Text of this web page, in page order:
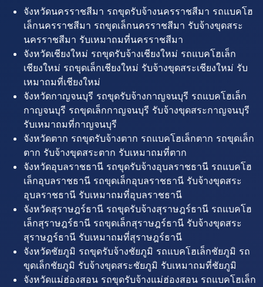
จังหวัดนครราชสีมา รถขุดรับจ้างนครราชสีมา รถแบคโฮ
เล็กนครราชสีมา รถขุดเล็กนครราชสีมา รับจ้างขุดสระ
นครราชสีมา รับเหมาถมที่นครราชสีมา
จังหวัดเชียงใหม่ รถขุดรับจ้างเชียงใหม่ รถแบคโฮเล็ก
เชียงใหม่ รถขุดเล็กเชียงใหม่ รับจ้างขุดสระเชียงใหม่ รับ
เหมาถมที่เชียงใหม่
จังหวัดกาญจนบุรี รถขุดรับจ้างกาญจนบุรี รถแบคโฮเล็ก
กาญจนบุรี รถขุดเล็กกาญจนบุรี รับจ้างขุดสระกาญจนบุรี
รับเหมาถมที่กาญจนบุรี
จังหวัดตาก รถขุดรับจ้างตาก รถแบคโฮเล็กตาก รถขุดเล็ก
ตาก รับจ้างขุดสระตาก รับเหมาถมที่ตาก
จังหวัดอุบลราชธานี รถขุดรับจ้างอุบลราชธานี รถแบคโฮ
เล็กอุบลราชธานี รถขุดเล็กอุบลราชธานี รับจ้างขุดสระ
อุบลราชธานี รับเหมาถมที่อุบลราชธานี
จังหวัดสุราษฎร์ธานี รถขุดรับจ้างสุราษฎร์ธานี รถแบคโฮ
เล็กสุราษฎร์ธานี รถขุดเล็กสุราษฎร์ธานี รับจ้างขุดสระ
สุราษฎร์ธานี รับเหมาถมที่สุราษฎร์ธานี
จังหวัดชัยภูมิ รถขุดรับจ้างชัยภูมิ รถแบคโฮเล็กชัยภูมิ รถ
ขุดเล็กชัยภูมิ รับจ้างขุดสระชัยภูมิ รับเหมาถมที่ชัยภูมิ
จังหวัดแม่ฮ่องสอน รถขุดรับจ้างแม่ฮ่องสอน รถแบคโฮเล็ก